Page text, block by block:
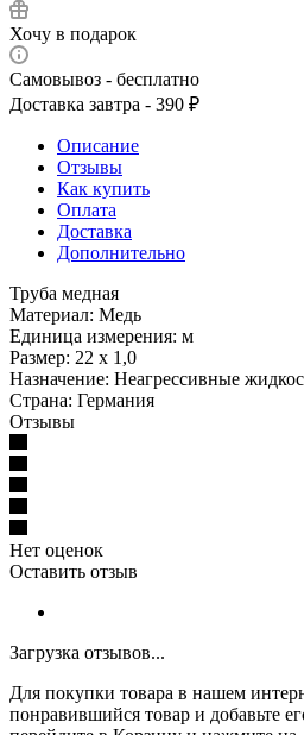
Хочу в подарок
Самовывоз - бесплатно
Доставка завтра - 390 ₽
Описание
Отзывы
Как купить
Оплата
Доставка
Дополнительно
Труба медная
Материал: Медь
Единица измерения: м
Размер: 22 х 1,0
Назначение: Неагрессивные
Страна: Германия
Отзывы
Нет оценок
Оставить отзыв
Загрузка отзывов...
Для покупки товара в нашем
понравившийся товар и добавьте